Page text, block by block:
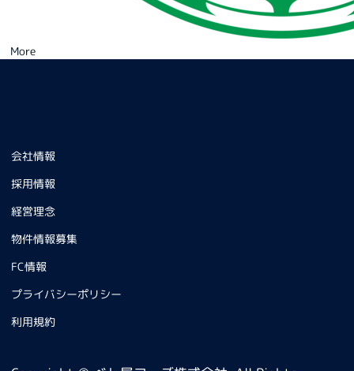
More
会社情報
採用情報
経営理念
物件情報募集
FC情報
プライバシーポリシー
利用規約